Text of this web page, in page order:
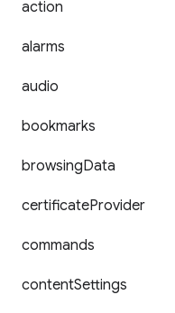
action
alarms
audio
bookmarks
browsingData
certificateProvider
commands
contentSettings